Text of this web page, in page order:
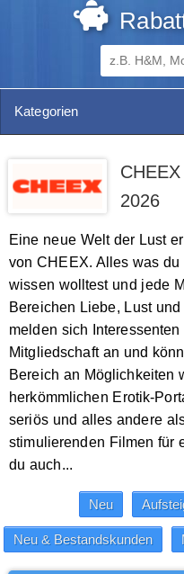
Kategorien
2026
Eine neue Welt der Lust
von CHEEX. Alles was
wissen wolltest und jede
Bereichen Liebe, Lust
melden sich
Mitgliedschaft an und
Bereich an Möglichkeiten
herkömmlichen Erotik-
seriös und alles andere
stimulierenden Filmen für
du auch...